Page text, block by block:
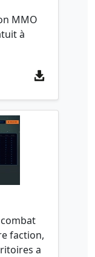
MMO
à
faction,
a